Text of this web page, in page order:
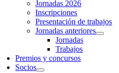
Jornadas 2026
Inscripciones
Presentación de trabajos
Jornadas anteriores
Jornadas
Trabajos
Premios y concursos
Socios